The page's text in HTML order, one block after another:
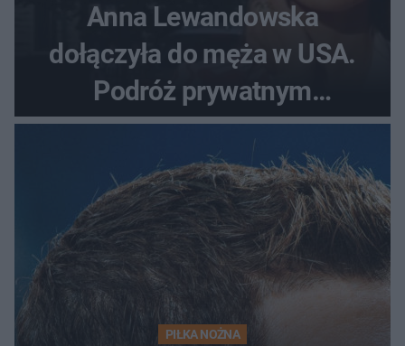
Anna Lewandowska
dołączyła do męża w USA.
Podróż prywatnym
odrzutowcem to dopiero
początek!
PIŁKA NOŻNA